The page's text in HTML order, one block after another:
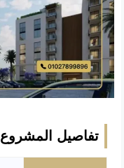
تفاصيل المشروع